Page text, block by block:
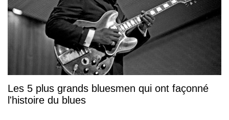
Les 5 plus grands bluesmen qui ont façonné
l'histoire du blues